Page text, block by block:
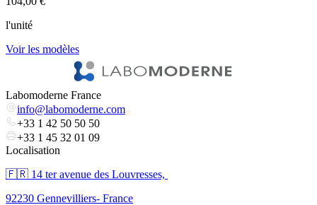
l'unité
Voir les modèles
Labomoderne France
info@labomoderne.com
+33 1 42 50 50 50
+33 1 45 32 01 09
Localisation
🇫🇷 ​14 ter avenue des Louvresses,
92230 Gennevilliers- France